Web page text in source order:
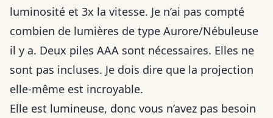
luminosité et 3x la vitesse. Je n’ai pas compté
combien de lumières de type Aurore/Nébuleuse
il y a. Deux piles AAA sont nécessaires. Elles ne
sont pas incluses. Je dois dire que la projection
elle-même est incroyable.
Elle est lumineuse, donc vous n’avez pas besoin